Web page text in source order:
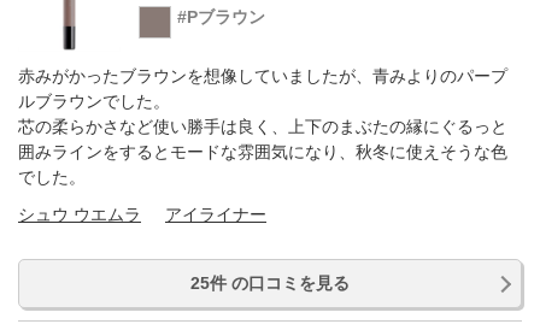
#Pブラウン
赤みがかったブラウンを想像していましたが、青みよりのパープ
ルブラウンでした。
芯の柔らかさなど使い勝手は良く、上下のまぶたの縁にぐるっと
囲みラインをするとモードな雰囲気になり、秋冬に使えそうな色
でした。
シュウ ウエムラ
アイライナー
25件 の口コミを見る